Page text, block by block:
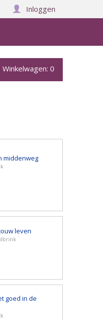
Inloggen
Winkelwagen:0
middenweg
leven
goed in de